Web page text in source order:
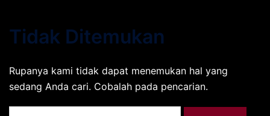
Tidak Ditemukan
Rupanya kami tidak dapat menemukan hal yang
sedang Anda cari. Cobalah pada pencarian.